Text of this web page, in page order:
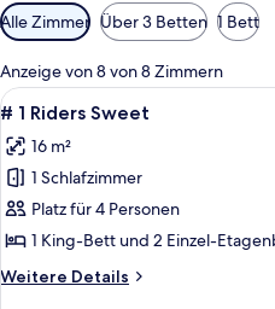
Verfügbare
Filter
für
Zimmer
Alle Zimmer Über 3 Betten 1 Bett
Anzeige von 8 von 8 Zimmern
Alle
Fotos
für
#
1
Riders
Sweet
anzeigen
9
# 1 Riders Sweet
16 m²
1 Schlafzimmer
Platz für 4 Personen
1 King-Bett und 2 Einzel-
Weitere Details
Weitere